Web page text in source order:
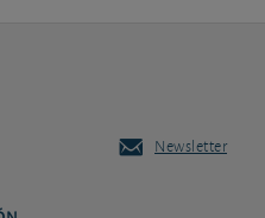
Newsletter